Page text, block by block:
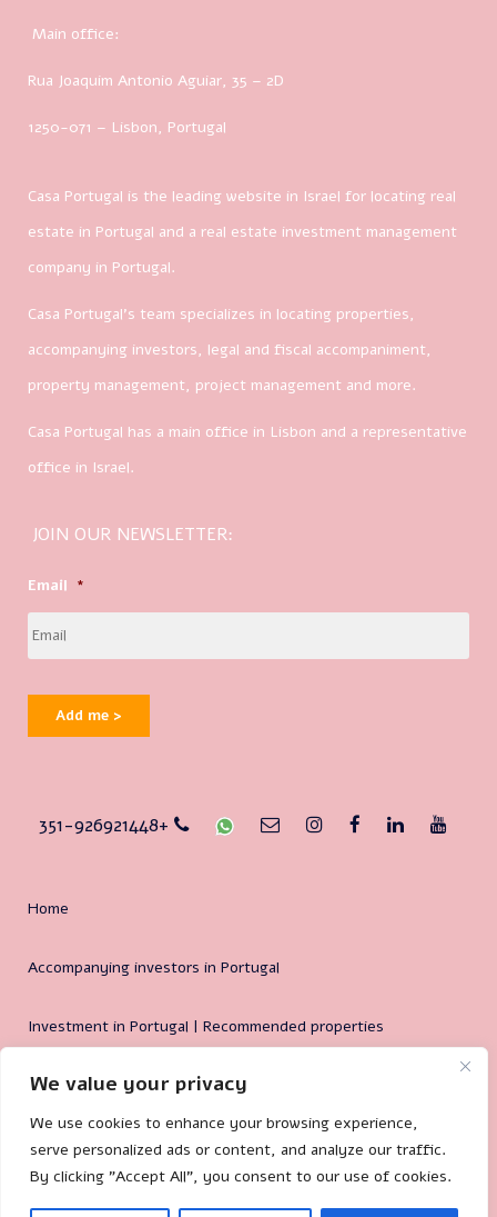
We value your privacy
We use cookies to enhance your browsing experience,
serve personalized ads or content, and analyze our traffic.
By clicking "Accept All", you consent to our use of cookies.
Main office:
Rua Joaquim Antonio Aguiar, 35 – 2D
1250-071 – Lisbon, Portugal
Casa Portugal is the leading website in Israel for locating real
estate in Portugal and a real estate investment management
company in Portugal.
Casa Portugal’s team specializes in locating properties,
accompanying investors, legal and fiscal accompaniment,
property management, project management and more.
Casa Portugal has a main office in Lisbon and a representative
office in Israel.
JOIN OUR NEWSLETTER:
Email *
Add me >
351-926921448+
Home
Accompanying investors in Portugal
Investment in Portugal | Recommended properties
Why Portugal?
🐌 Site by:Mililand.com